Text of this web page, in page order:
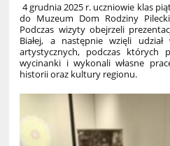
4 grudnia 2025 r. uczniowie klas
do Muzeum Dom Rodziny
Podczas wizyty obejrzeli
Białej, a następnie wzięli
artystycznych, podczas których
wycinanki i wykonali własne
historii oraz kultury regionu.